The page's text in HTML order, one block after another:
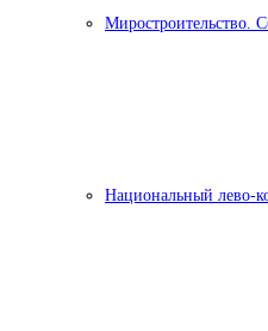
Миростроительство.
Национальный лево-